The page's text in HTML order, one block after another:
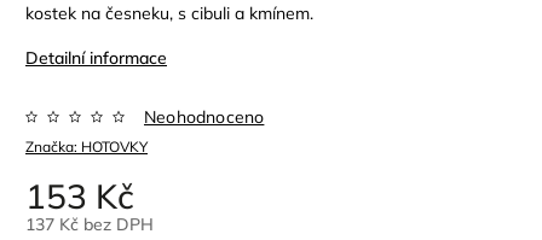
kostek na česneku, s cibuli a kmínem.
Detailní informace
Značka: HOTOVKY
Neohodnoceno
153 Kč
137 Kč bez DPH